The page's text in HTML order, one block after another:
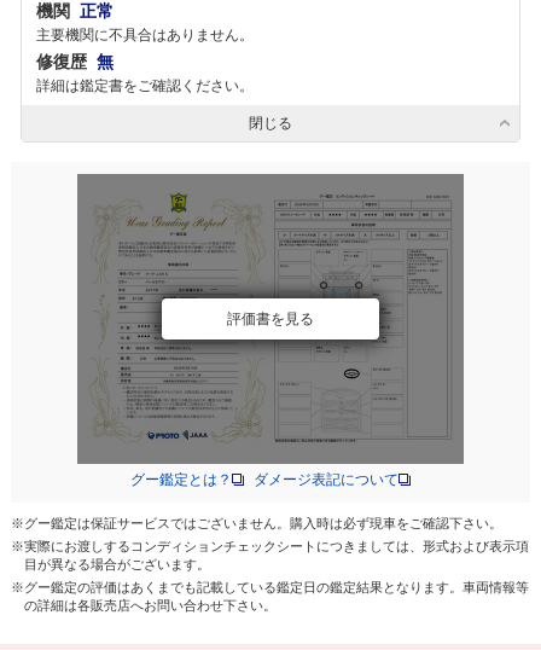
機関 正常
主要機関に不具合はありません。
修復歴 無
詳細は鑑定書をご確認ください。
閉じる
評価書を見る
グー鑑定とは？ ダメージ表記について
※グー鑑定は保証サービスではございません。購入時は必ず現車をご確認下さい。
※実際にお渡しするコンディションチェックシートにつきましては、形式および表示項
目が異なる場合がございます。
※グー鑑定の評価はあくまでも記載している鑑定日の鑑定結果となります。車両情報等
の詳細は各販売店へお問い合わせ下さい。